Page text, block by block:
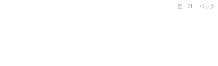
度 2L パック